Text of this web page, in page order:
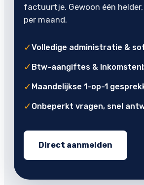
factuurtje. Gewoon één
per maand.
✓Volledige administratie &
✓ Btw-aangiftes &
✓ Maandelijkse 1-op-1
✓ Onbeperkt vragen, snel
Direct aanmelden